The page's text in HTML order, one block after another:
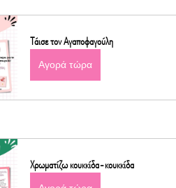
Τάισε τον Αγαποφαγούλη
Αγορά τώρα
Χρωματίζω κουκκίδα-κουκκίδα